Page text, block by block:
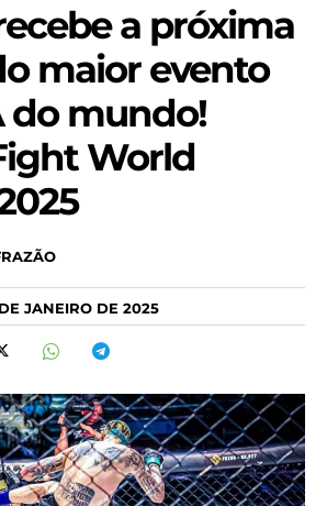
a próxima
maior evento
do mundo!
World
JANEIRO DE 2025